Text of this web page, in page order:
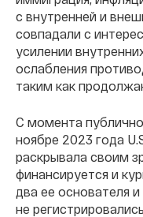
с внутренней и
совпадали с
усилении
ослабления
таким как
С момента
ноябре 2023 года
раскрывала своим
финансируется и
два ее основателя
не